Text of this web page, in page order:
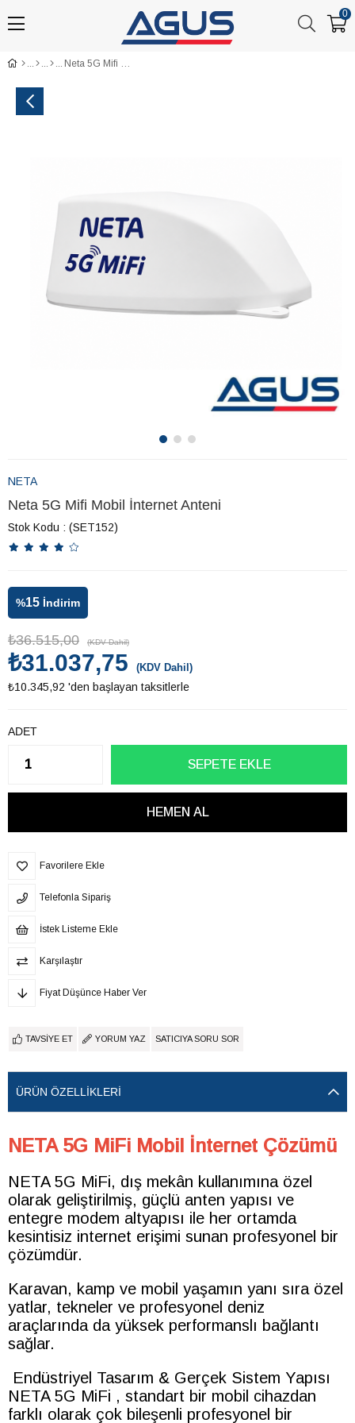
0
Neta 5G Mifi Mobil İnternet Anteni
NETA
Neta 5G Mifi Mobil İnternet Anteni
Stok Kodu (SET152)
%15 İndirim
₺36.515,00 (KDV Dahil)
₺31.037,75 (KDV Dahil)
₺10.345,92 'den başlayan taksitlerle
ADET
Favorilere Ekle
Telefonla Sipariş
İstek Listeme Ekle
Karşılaştır
Fiyat Düşünce Haber Ver
TAVSIYE ET YORUM YAZ SATICIYA SORU SOR
ÜRÜN ÖZELLIKLERI
NETA 5G MiFi Mobil İnternet Çözümü
NETA 5G MiFi, dış mekân kullanımına özel
olarak geliştirilmiş, güçlü anten yapısı ve
entegre modem altyapısı ile her ortamda
kesintisiz internet erişimi sunan profesyonel bir
çözümdür.
Karavan, kamp ve mobil yaşamın yanı sıra özel
yatlar, tekneler ve profesyonel deniz
araçlarında da yüksek performanslı bağlantı
sağlar.
Endüstriyel Tasarım & Gerçek Sistem Yapısı
NETA 5G MiFi , standart bir mobil cihazdan
farklı olarak çok bileşenli profesyonel bir